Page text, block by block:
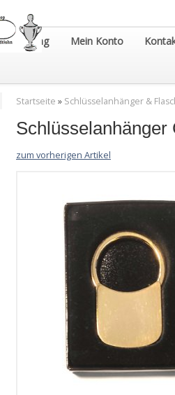
Gosling Mein Konto
Startseite » Schlüsselanhänger &
zum vorherigen Artikel